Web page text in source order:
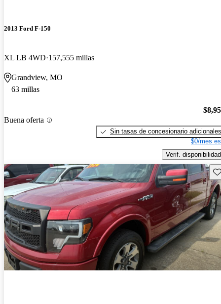
2013 Ford F-150
XL LB 4WD 157,555 millas
Grandview, MO
63 millas
Buena oferta
Sin tasas de concesionario adicionales
$0/mes
Verif. disponibilidad